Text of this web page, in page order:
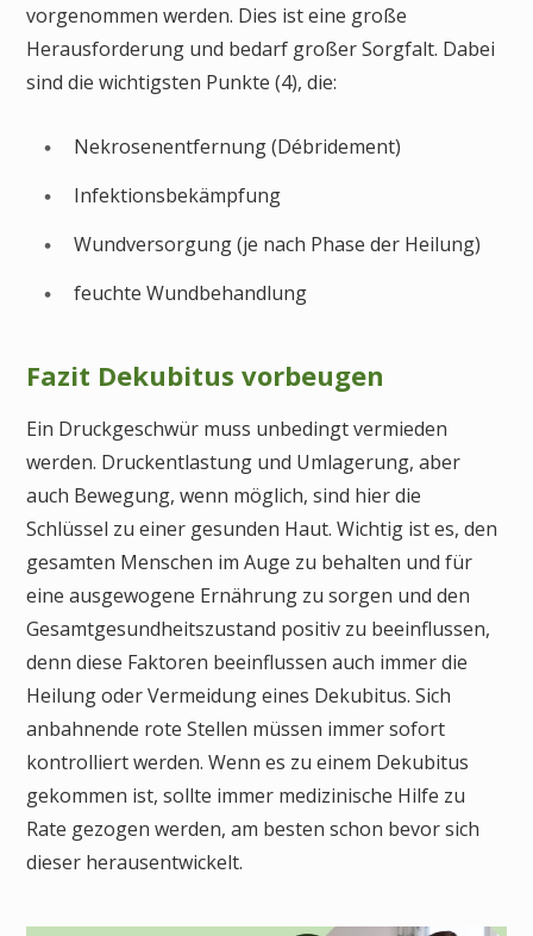
vorgenommen werden. Dies ist eine große
Herausforderung und bedarf großer Sorgfalt. Dabei
sind die wichtigsten Punkte (4), die:
Nekrosenentfernung (Débridement)
Infektionsbekämpfung
Wundversorgung (je nach Phase der Heilung)
feuchte Wundbehandlung
Fazit Dekubitus vorbeugen
Ein Druckgeschwür muss unbedingt vermieden
werden. Druckentlastung und Umlagerung, aber
auch Bewegung, wenn möglich, sind hier die
Schlüssel zu einer gesunden Haut. Wichtig ist es, den
gesamten Menschen im Auge zu behalten und für
eine ausgewogene Ernährung zu sorgen und den
Gesamtgesundheitszustand positiv zu beeinflussen,
denn diese Faktoren beeinflussen auch immer die
Heilung oder Vermeidung eines Dekubitus. Sich
anbahnende rote Stellen müssen immer sofort
kontrolliert werden. Wenn es zu einem Dekubitus
gekommen ist, sollte immer medizinische Hilfe zu
Rate gezogen werden, am besten schon bevor sich
dieser herausentwickelt.